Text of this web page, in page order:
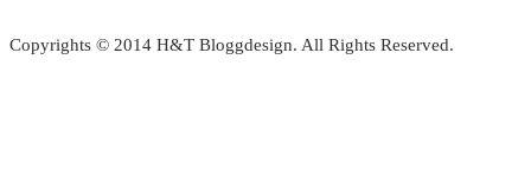
Copyrights © 2014 H&T Bloggdesign. All Rights Reserved.